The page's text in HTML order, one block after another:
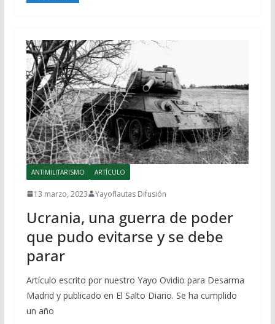
ANTIMILITARISMO ARTÍCULO
13 marzo, 2023 Yayoflautas Difusión
Ucrania, una guerra de poder
que pudo evitarse y se debe
parar
Artículo escrito por nuestro Yayo Ovidio para Desarma
Madrid y publicado en El Salto Diario. Se ha cumplido
un año